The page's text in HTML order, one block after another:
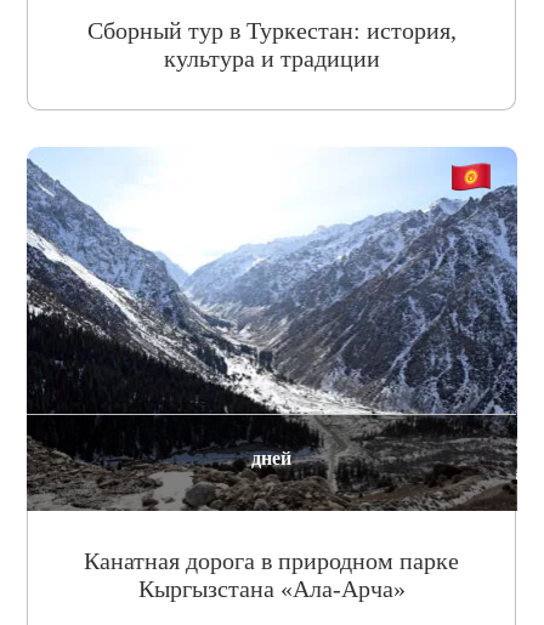
Сборный тур в Туркестан: история,
культура и традиции
дней
Канатная дорога в природном парке
Кыргызстана «Ала-Арча»